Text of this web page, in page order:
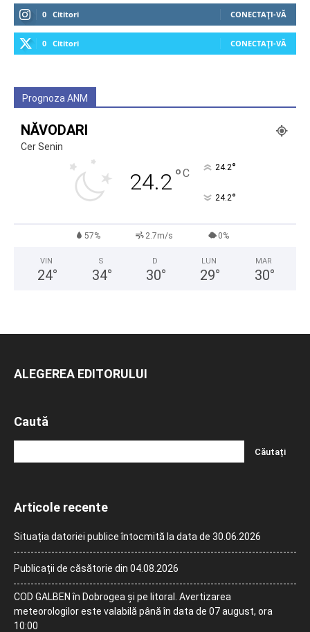
0 Cititori CONECTAȚI-VĂ
0 Cititori CONECTAȚI-VĂ
Prognoza ANM
NĂVODARI
Cer Senin
24.2°C 24.2°
24.2°
57% 2.7m/s 0%
VIN
24°
S
34°
D
30°
LUN
29°
MAR
30°
ALEGEREA EDITORULUI
Caută
Articole recente
Situația datoriei publice întocmită la data de 30.06.2026
Publicații de căsătorie din 04.08.2026
COD GALBEN în Dobrogea și pe litoral. Avertizarea
meteorologilor este valabilă până în data de 07 august, ora
10:00